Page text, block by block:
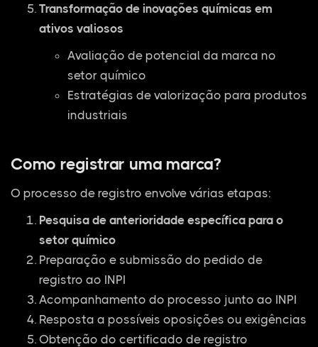
Transformação de inovações químicas em
ativos valiosos
Avaliação de potencial da marca no
setor químico
Estratégias de valorização para produtos
industriais
Como registrar uma marca?
O processo de registro envolve várias etapas:
Pesquisa de anterioridade específica para o
setor químico
Preparação e submissão do pedido de
registro ao INPI
Acompanhamento do processo junto ao INPI
Resposta a possíveis oposições ou exigências
Obtenção do certificado de registro